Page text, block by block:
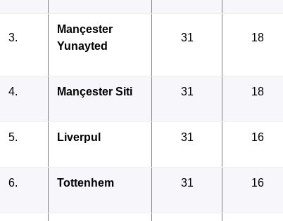
3.
Mançester
Yunayted
31 18
4. Mançester Siti 31 18
5. Liverpul 31 16
6. Tottenhem 31 16